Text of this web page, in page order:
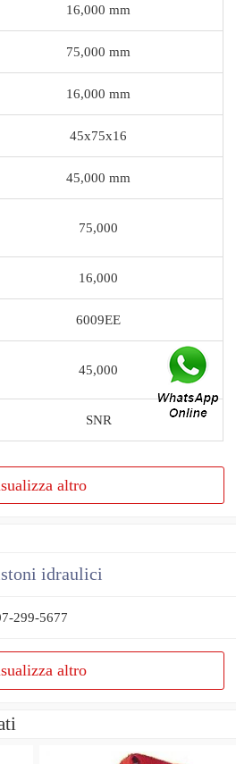
16,000 mm
75,000 mm
16,000 mm
45x75x16
45,000 mm
75,000
16,000
6009EE
45,000
SNR
altro
idraulici
299-5677
altro